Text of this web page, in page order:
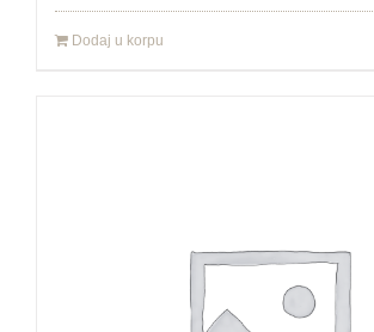
Dodaj u korpu